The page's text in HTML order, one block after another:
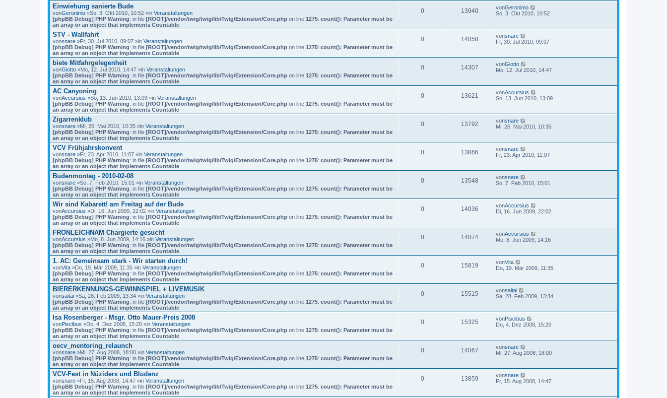
Einwiehung sanierte Bude
vonGeronimo »So, 3. Okt 2010, 10:52 »in Veranstaltungen
[phpBB Debug] PHP Warning: in file [ROOT]/vendor/twig/twig/lib/Twig/Extension/Core.php on line 1275: count(): Parameter must be
an array or an object that implements Countable
0 13940 vonGeronimo
So, 3. Okt 2010, 10:52
STV - Wallfahrt
vonsnare »Fr, 30. Jul 2010, 09:07 »in Veranstaltungen
[phpBB Debug] PHP Warning: in file [ROOT]/vendor/twig/twig/lib/Twig/Extension/Core.php on line 1275: count(): Parameter must be
an array or an object that implements Countable
0 14058 vonsnare
Fr, 30. Jul 2010, 09:07
biete Mitfahrgelegenheit
vonGiotto »Mo, 12. Jul 2010, 14:47 »in Veranstaltungen
[phpBB Debug] PHP Warning: in file [ROOT]/vendor/twig/twig/lib/Twig/Extension/Core.php on line 1275: count(): Parameter must be
an array or an object that implements Countable
0 14307 vonGiotto
Mo, 12. Jul 2010, 14:47
AC Canyoning
vonAccursius »So, 13. Jun 2010, 13:09 »in Veranstaltungen
[phpBB Debug] PHP Warning: in file [ROOT]/vendor/twig/twig/lib/Twig/Extension/Core.php on line 1275: count(): Parameter must be
an array or an object that implements Countable
0 13621 vonAccursius
So, 13. Jun 2010, 13:09
Zigarrenklub
vonsnare »Mi, 26. Mai 2010, 10:35 »in Veranstaltungen
[phpBB Debug] PHP Warning: in file [ROOT]/vendor/twig/twig/lib/Twig/Extension/Core.php on line 1275: count(): Parameter must be
an array or an object that implements Countable
0 13792 vonsnare
Mi, 26. Mai 2010, 10:35
VCV Frühjahrskonvent
vonsnare »Fr, 23. Apr 2010, 11:07 »in Veranstaltungen
[phpBB Debug] PHP Warning: in file [ROOT]/vendor/twig/twig/lib/Twig/Extension/Core.php on line 1275: count(): Parameter must be
an array or an object that implements Countable
0 13866 vonsnare
Fr, 23. Apr 2010, 11:07
Budenmontag - 2010-02-08
vonsnare »So, 7. Feb 2010, 15:01 »in Veranstaltungen
[phpBB Debug] PHP Warning: in file [ROOT]/vendor/twig/twig/lib/Twig/Extension/Core.php on line 1275: count(): Parameter must be
an array or an object that implements Countable
0 13548 vonsnare
So, 7. Feb 2010, 15:01
Wir sind Kabarett! am Freitag auf der Bude
vonAccursius »Di, 16. Jun 2009, 22:02 »in Veranstaltungen
[phpBB Debug] PHP Warning: in file [ROOT]/vendor/twig/twig/lib/Twig/Extension/Core.php on line 1275: count(): Parameter must be
an array or an object that implements Countable
0 14036 vonAccursius
Di, 16. Jun 2009, 22:02
FRONLEICHNAM Chargierte gesucht
vonAccursius »Mo, 8. Jun 2009, 14:16 »in Veranstaltungen
[phpBB Debug] PHP Warning: in file [ROOT]/vendor/twig/twig/lib/Twig/Extension/Core.php on line 1275: count(): Parameter must be
an array or an object that implements Countable
0 14074 vonAccursius
Mo, 8. Jun 2009, 14:16
1. AC: Gemeinsam stark - Wir starten durch!
vonVita »Do, 19. Mär 2009, 11:35 »in Veranstaltungen
[phpBB Debug] PHP Warning: in file [ROOT]/vendor/twig/twig/lib/Twig/Extension/Core.php on line 1275: count(): Parameter must be
an array or an object that implements Countable
0 15819 vonVita
Do, 19. Mär 2009, 11:35
BIERERKENNUNGS-GEWINNSPIEL + LIVEMUSIK
vonsaitai »Sa, 28. Feb 2009, 13:34 »in Veranstaltungen
[phpBB Debug] PHP Warning: in file [ROOT]/vendor/twig/twig/lib/Twig/Extension/Core.php on line 1275: count(): Parameter must be
an array or an object that implements Countable
0 15515 vonsaitai
Sa, 28. Feb 2009, 13:34
Isa Rosenberger - Msgr. Otto Mauer-Preis 2008
vonPiscibus »Do, 4. Dez 2008, 15:20 »in Veranstaltungen
[phpBB Debug] PHP Warning: in file [ROOT]/vendor/twig/twig/lib/Twig/Extension/Core.php on line 1275: count(): Parameter must be
an array or an object that implements Countable
0 15325 vonPiscibus
Do, 4. Dez 2008, 15:20
oecv_mentoring_relaunch
vonsnare »Mi, 27. Aug 2008, 18:00 »in Veranstaltungen
[phpBB Debug] PHP Warning: in file [ROOT]/vendor/twig/twig/lib/Twig/Extension/Core.php on line 1275: count(): Parameter must be
an array or an object that implements Countable
0 14067 vonsnare
Mi, 27. Aug 2008, 18:00
VCV-Fest in Nüziders und Bludenz
vonsnare »Fr, 15. Aug 2008, 14:47 »in Veranstaltungen
[phpBB Debug] PHP Warning: in file [ROOT]/vendor/twig/twig/lib/Twig/Extension/Core.php on line 1275: count(): Parameter must be
an array or an object that implements Countable
0 13859 vonsnare
Fr, 15. Aug 2008, 14:47